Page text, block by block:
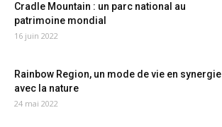
Cradle Mountain : un parc national au
patrimoine mondial
16 juin 2022
Rainbow Region, un mode de vie en synergie
avec la nature
24 mai 2022